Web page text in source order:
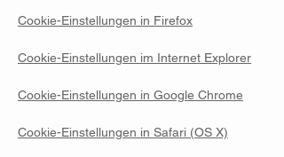
Cookie-Einstellungen in Firefox
Cookie-Einstellungen im Internet Explorer
Cookie-Einstellungen in Google Chrome
Cookie-Einstellungen in Safari (OS X)